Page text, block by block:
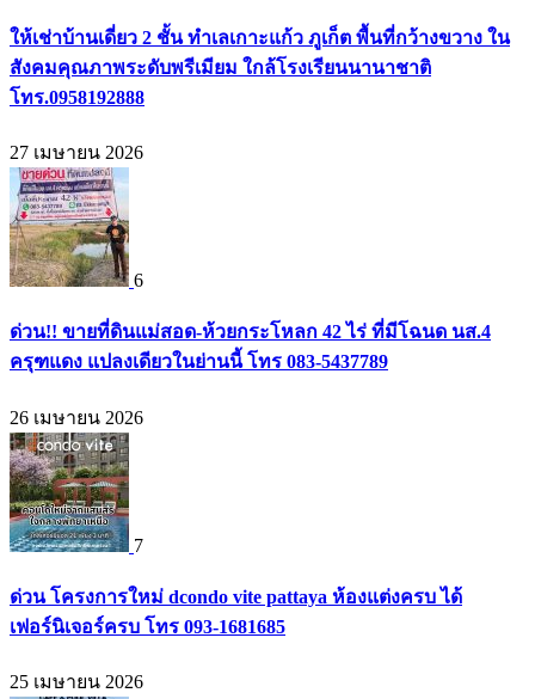
ให้เช่าบ้านเดี่ยว 2 ชั้น ทำเลเกาะแก้ว ภูเก็ต พื้นที่กว้างขวาง ใน
สังคมคุณภาพระดับพรีเมียม ใกล้โรงเรียนนานาชาติ
โทร.0958192888
27 เมษายน 2026
6
ด่วน!! ขายที่ดินแม่สอด-ห้วยกระโหลก 42 ไร่ ที่มีโฉนด นส.4
ครุฑแดง แปลงเดียวในย่านนี้ โทร 083-5437789
26 เมษายน 2026
7
ด่วน โครงการใหม่ dcondo vite pattaya ห้องแต่งครบ ได้
เฟอร์นิเจอร์ครบ โทร 093-1681685
25 เมษายน 2026